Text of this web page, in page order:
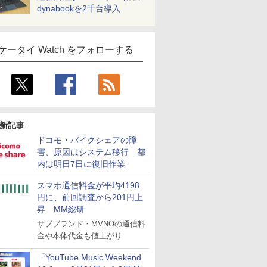
dynabookを2千台導入
ータイ Watch をフォローする
記事
ドコモ・バイクシェアの障
害、原因はシステム移行 都
内は明日7日に復旧作業
スマホ通信料金が平均4198
円に、前回調査から201円上
昇 MM総研
サブブランド・MVNOの通信料
金や本体代金も値上がり
「YouTube Music Weekend